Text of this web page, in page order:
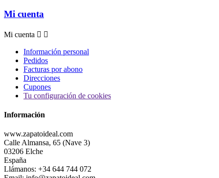
Mi cuenta
Mi cuenta  
Información personal
Pedidos
Facturas por abono
Direcciones
Cupones
Tu configuración de cookies
Información
www.zapatoideal.com
Calle Almansa, 65 (Nave 3)
03206 Elche
España
Llámanos: +34 644 744 072